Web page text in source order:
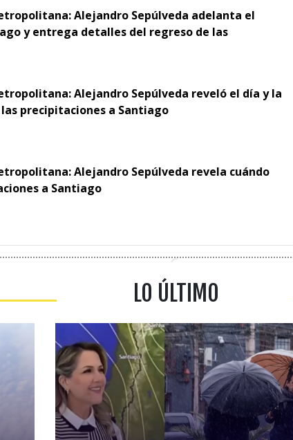
Alejandro Sepúlveda adelanta el
y entrega detalles del regreso de las
Alejandro Sepúlveda reveló el día y la
precipitaciones a Santiago
Alejandro Sepúlveda revela cuándo
a Santiago
LO ÚLTIMO